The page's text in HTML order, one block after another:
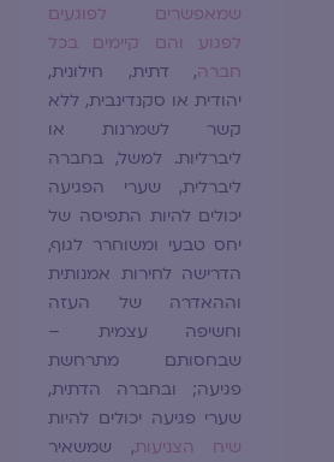
שמאפשרים לפוגעים
לפגוע והם קיימים בכל
חברה , דתית, חילונית,
יהודית או סקנדינבית, ללא
קשר לשמרנות או
ליברליות. למשל, בחברה
ליברלית, שערי הפגיעה
יכולים להיות התפיסה של
יחס טבעי ומשוחרר לגוף,
הדרישה לחירות אמנותית
וההאדרה של העזה
וחשיפה עצמית –
שבחסותם מתרחשת
פגיעה; ובחברה הדתית,
שערי פגיעה יכולים להיות
שיח הצניעות, שמשאיר